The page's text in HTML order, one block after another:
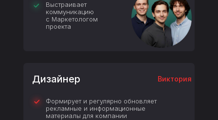
Выстраивает
коммуникацию
с Маркетологом
проекта
Дизайнер
Формирует и регулярно обновляет
рекламные и информационные
материалы для компании
Виктория